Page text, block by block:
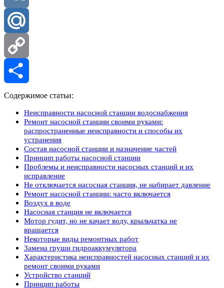
VK
Mail.Ru
Copy
Link
Отправить
Содержимое статьи:
Неисправности насосной станции водоснабжения
Ремонт насосной станции своими руками:
распространенные неисправности и способы их
устранения
Состав насосной станции и назначение частей
Принцип работы насосной станции
Проблемы и неисправности насосных станций и их
исправление
Не отключается насосная станция, не набирает давление
Ремонт насосной станции: часто включается
Воздух в воде
Насосная станция не включается
Мотор гудит, но не качает воду, крыльчатка не
вращается
Некоторые виды ремонтных работ
Замена груши гидроаккумулятора
Характеристика неисправностей насосных станций и их
ремонт своими руками
Устройство станций
Принцип работы